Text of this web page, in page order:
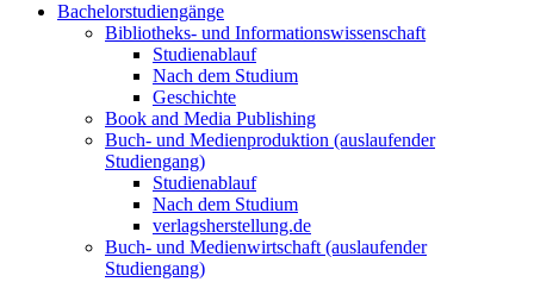
Bachelorstudiengänge
Bibliotheks- und Informationswissenschaft
Studienablauf
Nach dem Studium
Geschichte
Book and Media Publishing
Buch- und Medienproduktion (auslaufender
Studiengang)
Studienablauf
Nach dem Studium
verlagsherstellung.de
Buch- und Medienwirtschaft (auslaufender
Studiengang)